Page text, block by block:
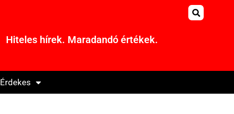
Hiteles hírek. Maradandó értékek.
Érdekes